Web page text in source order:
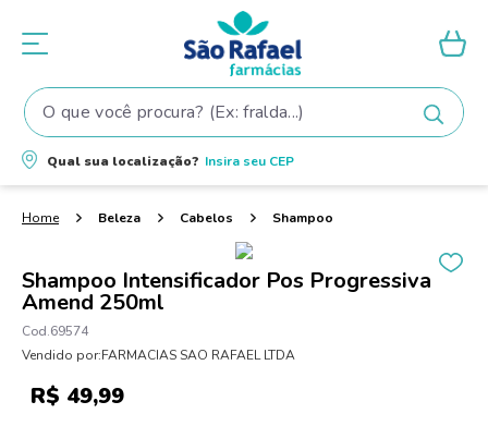
O que você procura? (Ex: fralda...)
Qual sua localização? Insira seu CEP
Beleza Cabelos Shampoo
Shampoo Intensificador Pos Progressiva
Amend 250ml
69574
Vendido por:FARMACIAS SAO RAFAEL LTDA
R$ 49,99
Termos mais buscados
1º fralda
shampoo
4º lenço umedecido
5º tintura cabelo
6º elseve
7º fralda pampers